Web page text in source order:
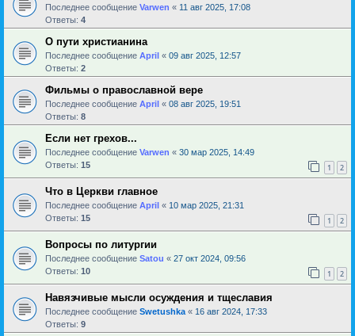
Последнее сообщение Varwen « 11 авг 2025, 17:08
Ответы: 4
О пути христианина
Последнее сообщение April « 09 авг 2025, 12:57
Ответы: 2
Фильмы о православной вере
Последнее сообщение April « 08 авг 2025, 19:51
Ответы: 8
Если нет грехов...
Последнее сообщение Varwen « 30 мар 2025, 14:49
Ответы: 15 1 2
Что в Церкви главное
Последнее сообщение April « 10 мар 2025, 21:31
Ответы: 15 1 2
Вопросы по литургии
Последнее сообщение Satou « 27 окт 2024, 09:56
Ответы: 10 1 2
Навязчивые мысли осуждения и тщеславия
Последнее сообщение Swetushka « 16 авг 2024, 17:33
Ответы: 9